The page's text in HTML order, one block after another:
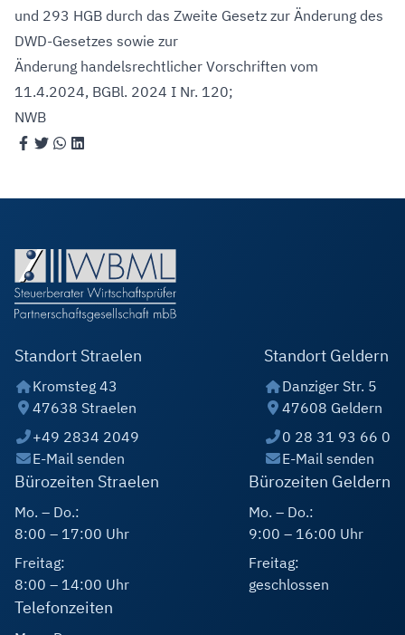
und 293 HGB durch das Zweite Gesetz zur Änderung des
DWD-Gesetzes sowie zur
Änderung handelsrechtlicher Vorschriften vom
11.4.2024, BGBl. 2024 I Nr. 120;
NWB
Standort Straelen
Kromsteg 43
47638 Straelen
+49 2834 2049
E-Mail senden
Standort Geldern
Danziger Str. 5
47608 Geldern
0 28 31 93 66 0
E-Mail senden
Bürozeiten Straelen
Mo. – Do.:
8:00 – 17:00 Uhr
Freitag:
8:00 – 14:00 Uhr
Bürozeiten Geldern
Mo. – Do.:
9:00 – 16:00 Uhr
Freitag:
geschlossen
Telefonzeiten